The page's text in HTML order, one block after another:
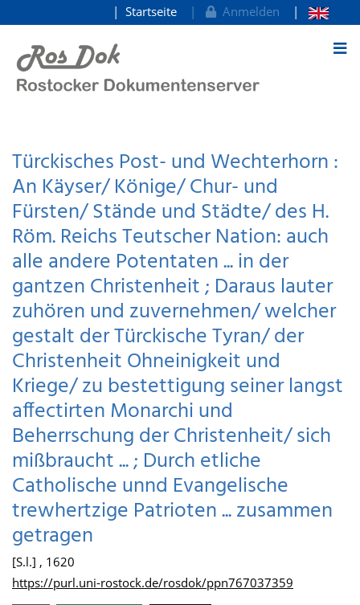
zum Inhalt
Startseite Anmelden
Türckisches Post- und Wechterhorn :
An Käyser/ Könige/ Chur- und
Fürsten/ Stände und Städte/ des H.
Röm. Reichs Teutscher Nation: auch
alle andere Potentaten ... in der
gantzen Christenheit ; Daraus lauter
zuhören und zuvernehmen/ welcher
gestalt der Türckische Tyran/ der
Christenheit Ohneinigkeit und
Kriege/ zu bestettigung seiner langst
affectirten Monarchi und
Beherrschung der Christenheit/ sich
mißbraucht ... ; Durch etliche
Catholische unnd Evangelische
trewhertzige Patrioten ... zusammen
getragen
[S.l.] , 1620
https://purl.uni-rostock.de/rosdok/ppn767037359